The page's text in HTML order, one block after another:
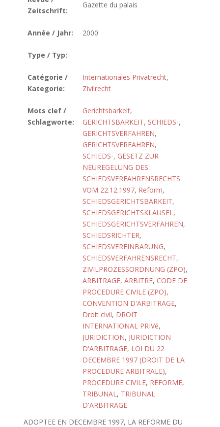
Zeitschrift:
Gazette du palais
Année / Jahr: 2000
Type / Typ:
Catégorie /
Kategorie:
Internationales Privatrecht,
Zivilrecht
Mots clef /
Schlagworte:
Gerichtsbarkeit,
GERICHTSBARKEIT, SCHIEDS-,
GERICHTSVERFAHREN,
GERICHTSVERFAHREN,
SCHIEDS-, GESETZ ZUR
NEUREGELUNG DES
SCHIEDSVERFAHRENSRECHTS
VOM 22.12.1997, Reform,
SCHIEDSGERICHTSBARKEIT,
SCHIEDSGERICHTSKLAUSEL,
SCHIEDSGERICHTSVERFAHREN,
SCHIEDSRICHTER,
SCHIEDSVEREINBARUNG,
SCHIEDSVERFAHRENSRECHT,
ZIVILPROZESSORDNUNG (ZPO),
ARBITRAGE, ARBITRE, CODE DE
PROCEDURE CIVILE (ZPO),
CONVENTION D'ARBITRAGE,
Droit civil, DROIT
INTERNATIONAL PRIVé,
JURIDICTION, JURIDICTION
D'ARBITRAGE, LOI DU 22
DECEMBRE 1997 (DROIT DE LA
PROCEDURE ARBITRALE),
PROCEDURE CIVILE, REFORME,
TRIBUNAL, TRIBUNAL
D'ARBITRAGE
ADOPTEE EN DECEMBRE 1997, LA REFORME DU